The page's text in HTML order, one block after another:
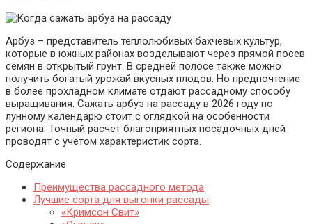
Арбуз – представитель теплолюбивых бахчевых культур,
которые в южных районах возделывают через прямой посев
семян в открытый грунт. В средней полосе также можно
получить богатый урожай вкусных плодов. Но предпочтение
в более прохладном климате отдают рассадному способу
выращивания. Сажать арбуз на рассаду в 2026 году по
лунному календарю стоит с оглядкой на особенности
региона. Точный расчёт благоприятных посадочных дней
проводят с учётом характеристик сорта.
Содержание
Преимущества рассадного метода
Лучшие сорта для выгонки рассады
«Кримсон Свит»